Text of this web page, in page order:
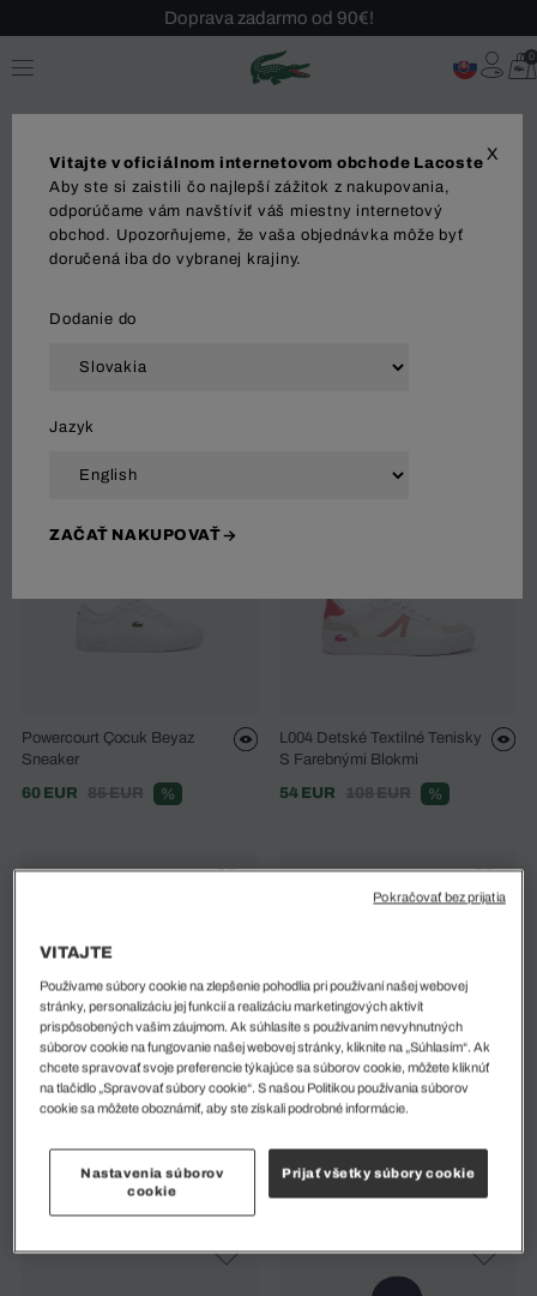
Doprava zadarmo od 90€!
Sezónny výpredaj až -40 %!
Bezplatné vrátenie!
0
DETI
Powercourt Çocuk Beyaz
Sneaker
60 EUR
85 EUR %
L004 Detské Textilné Tenisky
S Farebnými Blokmi
54 EUR
108 EUR %
T-Clip Detské Syntetické
91 EUR %
Dětské Bílé Pantofle Croco 1.0
%
X
Vitajte v oficiálnom internetovom obchode Lacoste
Aby ste si zaistili čo najlepší zážitok z nakupovania,
odporúčame vám navštíviť váš miestny internetový
obchod. Upozorňujeme, že vaša objednávka môže byť
doručená iba do vybranej krajiny.
Dodanie do
Jazyk
ZAČAŤ NAKUPOVAŤ
VITAJTE
Používame súbory cookie na zlepšenie pohodlia pri používaní našej webovej
stránky, personalizáciu jej funkcií a realizáciu marketingových aktivít
prispôsobených vašim záujmom. Ak súhlasíte s používaním nevyhnutných
súborov cookie na fungovanie našej webovej stránky, kliknite na „Súhlasím“. Ak
chcete spravovať svoje preferencie týkajúce sa súborov cookie, môžete kliknúť
na tlačidlo „Spravovať súbory cookie“. S našou Politikou používania súborov
cookie sa môžete oboznámiť, aby ste získali podrobné informácie.
Nastavenia súborov
cookie
Prijať všetky súbory cookie
Pokračovať bez prijatia